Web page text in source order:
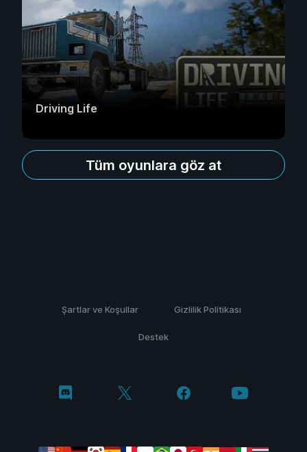
Driving Life
Tüm oyunlara göz at
Şartlar ve Koşullar Gizlilik Politikası
Destek